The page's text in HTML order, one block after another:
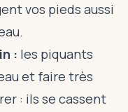
vos pieds aussi
: les piquants
et faire très
: ils se cassent